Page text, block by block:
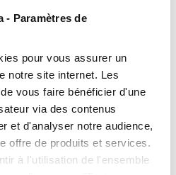
- Paramètres de
pour vous assurer un
notre site internet. Les
vous faire bénéficier d'une
via des contenus
et d'analyser notre audience,
offre de produits et services.
à l'utilisation de l'ensemble
tranchant et est à utiliser
en endroit trop
Paquet de 12
Gris